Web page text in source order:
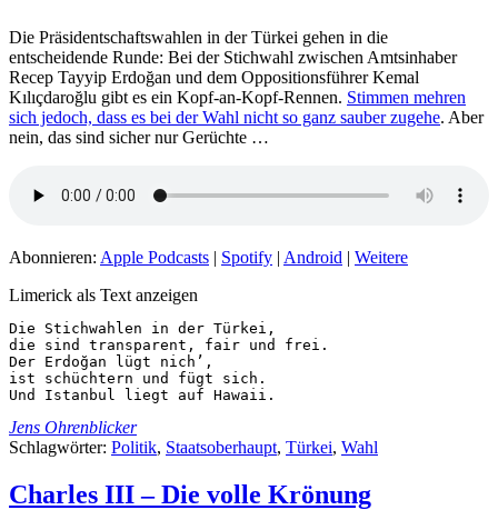
Die Präsidentschaftswahlen in der Türkei gehen in die
entscheidende Runde: Bei der Stichwahl zwischen Amtsinhaber
Recep Tayyip Erdoğan und dem Oppositionsführer Kemal
Kılıçdaroğlu gibt es ein Kopf-an-Kopf-Rennen. Stimmen mehren
sich jedoch, dass es bei der Wahl nicht so ganz sauber zugehe. Aber
nein, das sind sicher nur Gerüchte …
Abonnieren: Apple Podcasts | Spotify | Android | Weitere
Limerick als Text anzeigen
Die Stichwahlen in der Türkei,
die sind transparent, fair und frei.
Der Erdoğan lügt nich’,
ist schüchtern und fügt sich.
Und Istanbul liegt auf Hawaii.
Jens Ohrenblicker
Schlagwörter: Politik, Staatsoberhaupt, Türkei, Wahl
Charles III – Die volle Krönung